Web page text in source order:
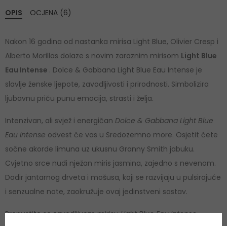
OPIS
Nakon 16 godina od nastanka mirisa Light Blue, Olivier Cresp i
Alberto Morillas dolaze s novim zaraznim mirisom Light Blue
Eau Intense . Dolce & Gabbana Light Blue Eau Intense je
slavlje ženske ljepote, zavodljivosti i prirodnosti. Simbolizira
ljubavnu priču punu emocija, strasti i želja.
Intenzivan, ali svjež i energičan Dolce & Gabbana Light Blue
Eau Intense odvest će vas u Sredozemno more. Osjetit ćete
sočne akorde limuna uz ukusnu Granny Smith jabuku.
Cvjetno srce nudi nježan miris jasmina, zajedno s nevenom.
Dodir jantarnog drveta i mošusa, koji se razvijaju u pulsirajuće
i senzualne note, zaokružuje ovaj jedinstveni sastav.
Prepustite se zavodljivom mirisuLight Blue Eau Intense.
OCJENA (6)